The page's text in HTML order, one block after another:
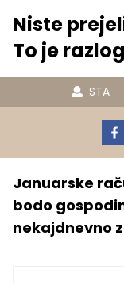
Niste
To je razlog
STA
Januarske
bodo
nekajdnevno